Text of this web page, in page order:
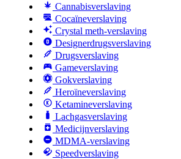
Cannabisverslaving
Cocaïneverslaving
Crystal meth-verslaving
Designerdrugsverslaving
Drugsverslaving
Gameverslaving
Gokverslaving
Heroïneverslaving
Ketamineverslaving
Lachgasverslaving
Medicijnverslaving
MDMA-verslaving
Speedverslaving